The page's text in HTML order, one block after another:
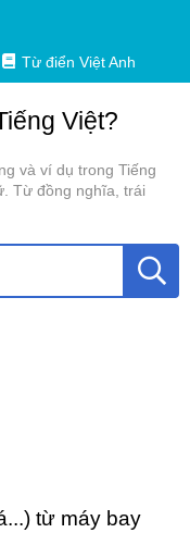
Từ điển Việt Anh
Việt?
và ví dụ trong Tiếng
Từ đồng nghĩa, trái
từ máy bay